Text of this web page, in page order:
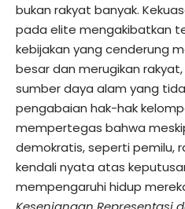
bukan rakyat banyak.
pada elite mengakibatkan
kebijakan yang cenderung
besar dan merugikan
sumber daya alam yang
pengabaian hak-hak
mempertegas bahwa
demokratis, seperti pemilu,
kendali nyata atas
mempengaruhi hidup